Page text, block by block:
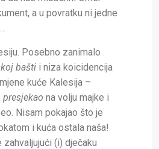
a u povratku ni jedne
Posebno zanimalo
bašti i niza koicidencija
kuće Kalesija –
presjekao na volju majke i
Nisam pokajao što je
i kuća ostala naša!
(i) dječaku